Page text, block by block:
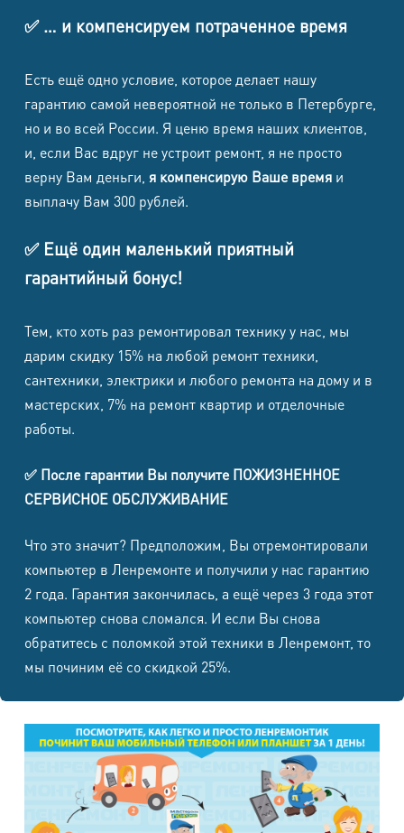
S22+
Galaxy S22
8500 8500 1500
Samsung
Galaxy S21
Ultra
8500 8500 1500 1700
Galaxy
S21+
8500 8500 1500
Galaxy S21
Samsung
Galaxy S21
FE
8500 8500 1500 1700
Samsung
N-
8500 8500
N-7100
7000 7000 1500 1500
Samsung
N-7000
7000
- - 1500 1500
Samsung
i9500/i9505
2500 1500
✅ … и компенсируем потраченное время
Есть ещё одно условие, которое делает нашу
гарантию самой невероятной не только в Петербурге,
но и во всей России. Я ценю время наших клиентов,
и, если Вас вдруг не устроит ремонт, я не просто
верну Вам деньги, я компенсирую Ваше времяи
выплачу Вам 300 рублей.
✅ Ещё один маленький приятный
гарантийный бонус!
Тем, кто хоть раз ремонтировал технику у нас, мы
дарим скидку 15% на любой ремонт техники,
сантехники, электрики и любого ремонта на дому и в
мастерских, 7% на ремонт квартир и отделочные
работы.
✅ После гарантии Вы получите ПОЖИЗНЕННОЕ
СЕРВИСНОЕ ОБСЛУЖИВАНИЕ
Что это значит? Предположим, Вы отремонтировали
компьютер в Ленремонте и получили у нас гарантию
2 года. Гарантия закончилась, а ещё через 3 года этот
компьютер снова сломался. И если Вы снова
обратитесь с поломкой этой техники в Ленремонт, то
мы починим её со скидкой 25%.